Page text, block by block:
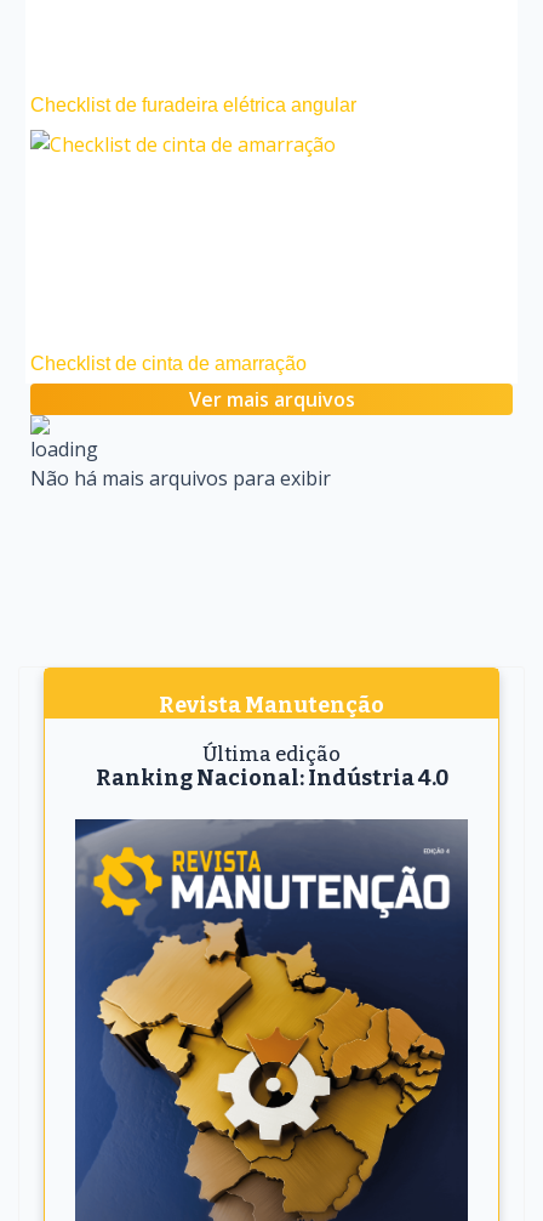
Checklist de furadeira elétrica angular
Checklist de cinta de amarração
Ver mais arquivos
Não há mais arquivos para exibir
Revista Manutenção
Última edição
Ranking Nacional: Indústria 4.0